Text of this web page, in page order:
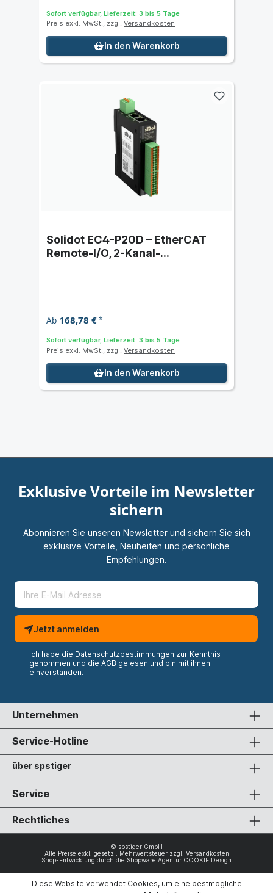
Sofort verfügbar, Lieferzeit: 3 bis 5 Tage
Preis exkl. MwSt., zzgl. Versandkosten
In den Warenkorb
Solidot EC4-P20D – EtherCAT
Remote-I/O, 2-Kanal-
Ab 168,78 €*
Sofort verfügbar, Lieferzeit: 3 bis 5 Tage
Preis exkl. MwSt., zzgl. Versandkosten
In den Warenkorb
Exklusive Vorteile im Newsletter
sichern
Abonnieren Sie unseren Newsletter und sichern Sie sich
exklusive Vorteile, Neuheiten und persönliche
Empfehlungen.
Jetzt anmelden
Ich habe die Datenschutzbestimmungen zur Kenntnis
genommen und die AGB gelesen und bin mit ihnen
einverstanden.
Unternehmen
Service-Hotline
über spstiger
Service
Rechtliches
© spstiger GmbH
Alle Preise exkl. gesetzl. Mehrwertsteuer zzgl. Versandkosten
Shop-Entwicklung durch die Shopware Agentur COOKIE Design
Diese Website verwendet Cookies, um eine bestmögliche